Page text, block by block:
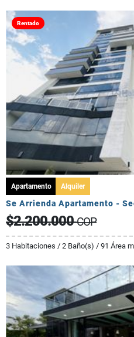
Rentado
Apartamento Alquiler
Se Arrienda Apartamento -
$2.200.000COP
3 Habitaciones / 2 Baño(s) / 91 Área m